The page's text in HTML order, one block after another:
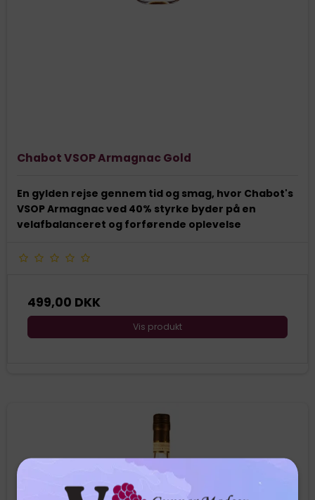
Chabot VSOP Armagnac Gold
En gylden rejse gennem tid og smag, hvor Chabot's
VSOP Armagnac ved 40% styrke byder på en
velafbalanceret og forførende oplevelse
499,00 DKK
Vis produkt